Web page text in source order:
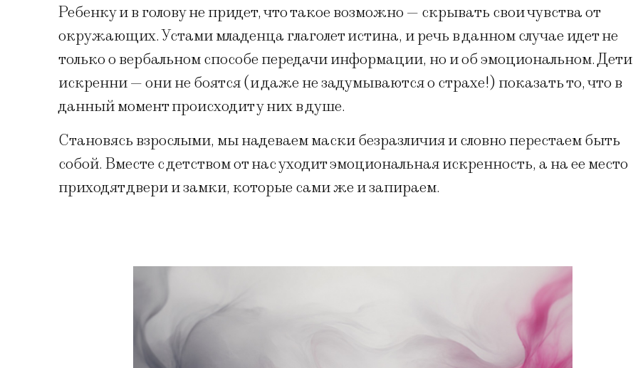
Ребенку и в голову не придет, что такое возможно — скрывать свои чувства от
окружающих. Устами младенца глаголет истина, и речь в данном случае идет не
только о вербальном способе передачи информации, но и об эмоциональном. Дети
искренни — они не боятся (и даже не задумываются о страхе!) показать то, что в
данный момент происходит у них в душе.
Становясь взрослыми, мы надеваем маски безразличия и словно перестаем быть
собой. Вместе с детством от нас уходит эмоциональная искренность, а на ее место
приходят двери и замки, которые сами же и запираем.